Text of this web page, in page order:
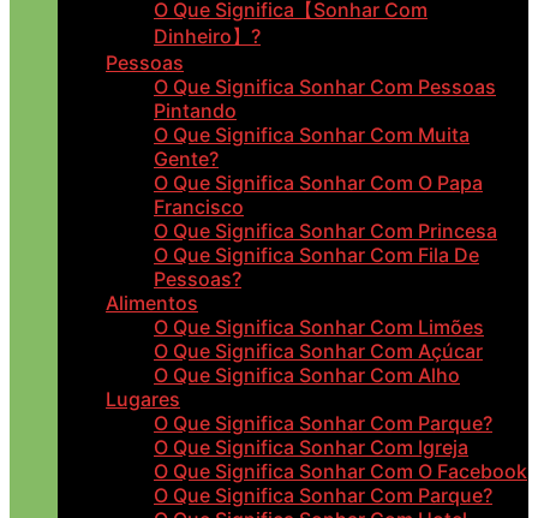
O Que Significa【Sonhar Com
Dinheiro】?
Pessoas
O Que Significa Sonhar Com Pessoas
Pintando
O Que Significa Sonhar Com Muita
Gente?
O Que Significa Sonhar Com O Papa
Francisco
O Que Significa Sonhar Com Princesa
O Que Significa Sonhar Com Fila De
Pessoas?
Alimentos
O Que Significa Sonhar Com Limões
O Que Significa Sonhar Com Açúcar
O Que Significa Sonhar Com Alho
Lugares
O Que Significa Sonhar Com Parque?
O Que Significa Sonhar Com Igreja
O Que Significa Sonhar Com O Facebook
O Que Significa Sonhar Com Parque?